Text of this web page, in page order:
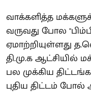
வாக்களித்த
வருவது போல
ஏமாற்றியுள்ளது
தி.மு.க ஆட்சியில்
பல முக்கிய
புதிய திட்டம் போல்